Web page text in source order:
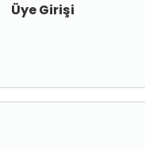
Üye Girişi